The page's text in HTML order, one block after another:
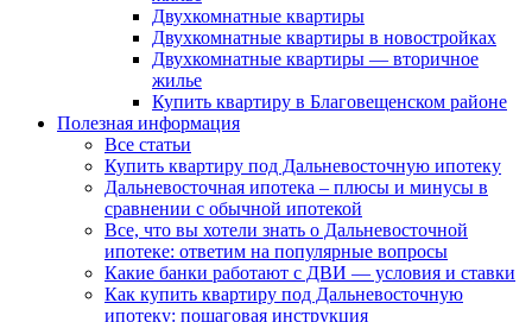
Двухкомнатные квартиры
Двухкомнатные квартиры в новостройках
Двухкомнатные квартиры — вторичное
жилье
Купить квартиру в Благовещенском районе
Полезная информация
Все статьи
Купить квартиру под Дальневосточную ипотеку
Дальневосточная ипотека – плюсы и минусы в
сравнении с обычной ипотекой
Все, что вы хотели знать о Дальневосточной
ипотеке: ответим на популярные вопросы
Какие банки работают с ДВИ — условия и ставки
Как купить квартиру под Дальневосточную
ипотеку: пошаговая инструкция